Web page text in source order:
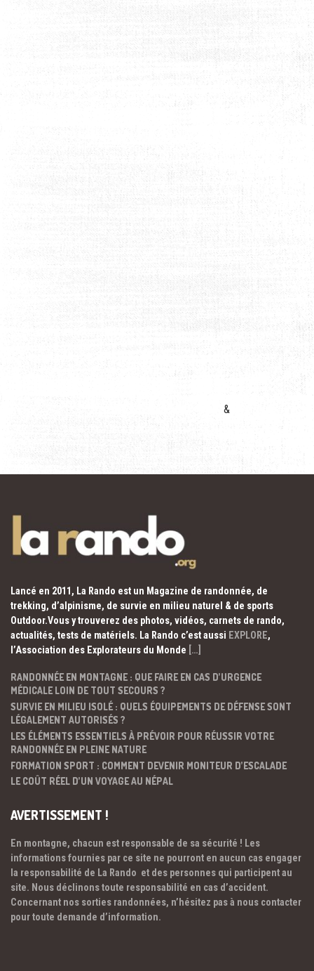
&
Lancé en 2011, La Rando est un Magazine de randonnée, de
trekking, d’alpinisme, de survie en milieu naturel & de sports
Outdoor.Vous y trouverez des photos, vidéos, carnets de rando,
actualités, tests de matériels. La Rando c’est aussi EXPLORE,
l’Association des Explorateurs du Monde […]
RANDONNÉE EN MONTAGNE : QUE FAIRE EN CAS D’URGENCE
MÉDICALE LOIN DE TOUT SECOURS ?
SURVIE EN MILIEU ISOLÉ : QUELS ÉQUIPEMENTS DE DÉFENSE SONT
LÉGALEMENT AUTORISÉS ?
LES ÉLÉMENTS ESSENTIELS À PRÉVOIR POUR RÉUSSIR VOTRE
RANDONNÉE EN PLEINE NATURE
FORMATION SPORT : COMMENT DEVENIR MONITEUR D’ESCALADE
LE COÛT RÉEL D’UN VOYAGE AU NÉPAL
AVERTISSEMENT !
En montagne, chacun est responsable de sa sécurité ! Les
informations fournies par ce site ne pourront en aucun cas engager
la responsabilité de La Rando et des personnes qui participent au
site. Nous déclinons toute responsabilité en cas d’accident.
Concernant nos sorties randonnées, n’hésitez pas à nous contacter
pour toute demande d’information.